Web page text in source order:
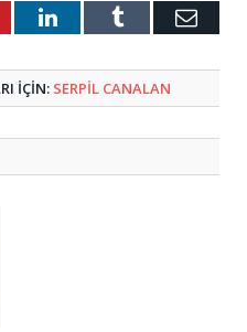
LinkedInTumblr E-
IÇIN: SERPIL CANALAN